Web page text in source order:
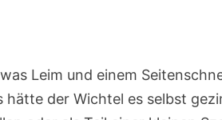
Leim und einem
hätte der Wichtel es selbst